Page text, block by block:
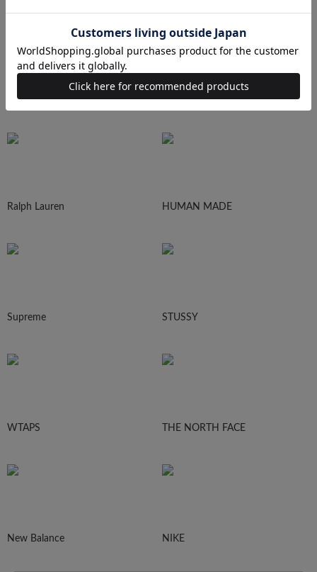
N.HOOLYWOOD
Ralph Lauren HUMAN MADE
Supreme STUSSY
WTAPS THE NORTH FACE
New Balance NIKE